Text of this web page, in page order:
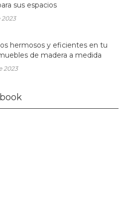
sus espacios
2023
hermosos y eficientes en tu
de madera a medida
2023